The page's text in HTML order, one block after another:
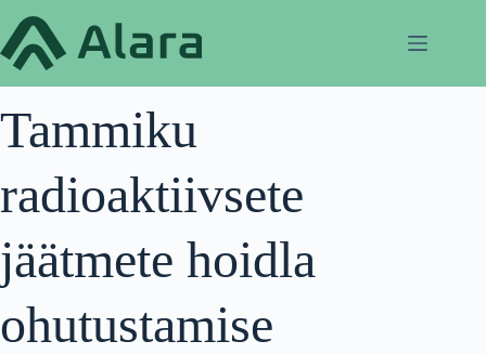
to
content
Tammiku
radioaktiivsete
jäätmete hoidla
ohutustamise